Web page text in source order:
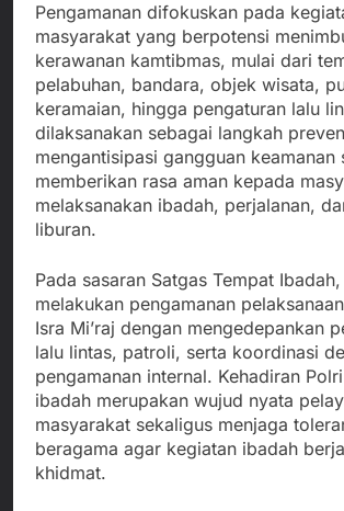
Pengamanan difokuskan pada
masyarakat yang berpotensi
kerawanan kamtibmas, mulai dari
pelabuhan, bandara, objek wisata,
keramaian, hingga pengaturan lalu
dilaksanakan sebagai langkah
mengantisipasi gangguan keamanan
memberikan rasa aman kepada
melaksanakan ibadah, perjalanan,
liburan.
Pada sasaran Satgas Tempat
melakukan pengamanan
Isra Mi’raj dengan mengedepankan
lalu lintas, patroli, serta koordinasi
pengamanan internal. Kehadiran
ibadah merupakan wujud nyata
masyarakat sekaligus menjaga
beragama agar kegiatan ibadah
khidmat.